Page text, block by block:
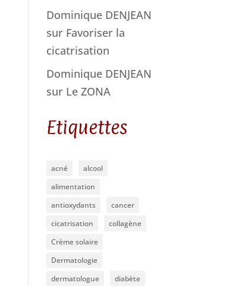
Dominique DENJEAN
sur Favoriser la
cicatrisation
Dominique DENJEAN
sur Le ZONA
Etiquettes
acné
alcool
alimentation
antioxydants
cancer
cicatrisation
collagène
Crème solaire
Dermatologie
dermatologue
diabète